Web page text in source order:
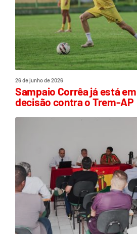
26 de junho de 2026
Sampaio Corrêa já está
decisão contra o Trem-AP